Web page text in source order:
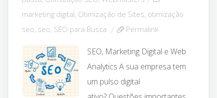
marketing digital, Otimização de Sites, otimização
seo, seo, SEO para Busca Permalink
SEO, Marketing Digital e Web
Analytics A sua empresa tem
um pulso digital